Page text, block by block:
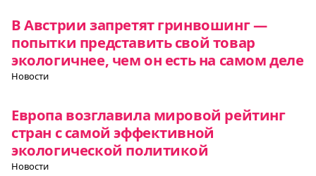
В Австрии запретят гринвошинг —
попытки представить свой товар
экологичнее, чем он есть на самом деле
Новости
Европа возглавила мировой рейтинг
стран с самой эффективной
экологической политикой
Новости